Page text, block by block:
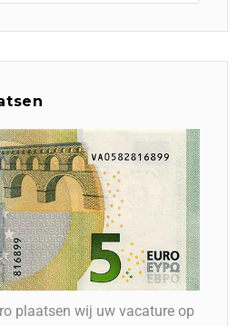
plaatsen wij uw vacature op